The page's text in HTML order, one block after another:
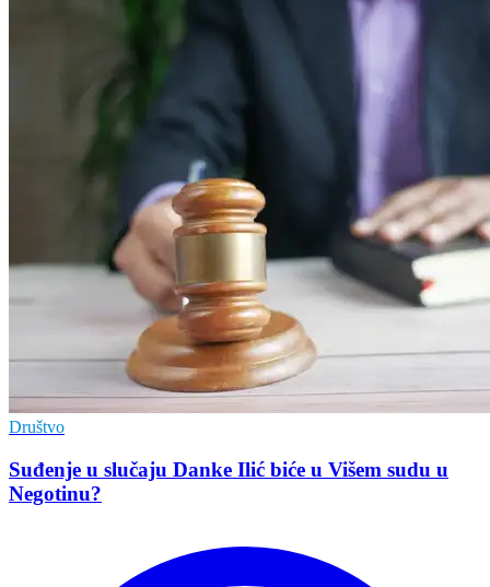
Društvo
Suđenje u slučaju Danke Ilić biće u Višem sudu u
Negotinu?